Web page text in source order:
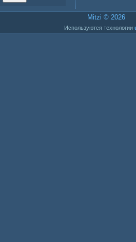
Mitzi © 2026
Используются технологии